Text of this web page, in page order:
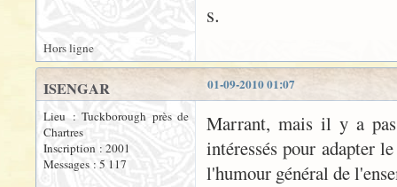
s.
Hors ligne
01-09-2010 01:07
ISENGAR
Lieu : Tuckborough près de
Chartres
Inscription : 2001
Messages : 5 117
Marrant, mais il y a pas
intéressés pour adapter
l'humour général de